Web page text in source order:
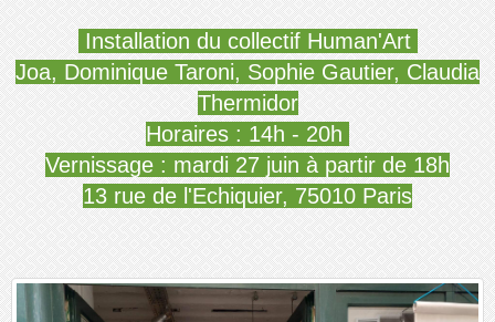
Installation du collectif Human'Art
Joa, Dominique Taroni, Sophie Gautier, Claudia
Thermidor
Horaires : 14h - 20h
Vernissage : mardi 27 juin à partir de 18h
13 rue de l'Echiquier, 75010 Paris